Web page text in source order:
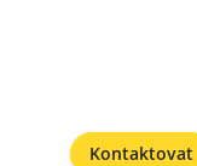
Kontaktovat